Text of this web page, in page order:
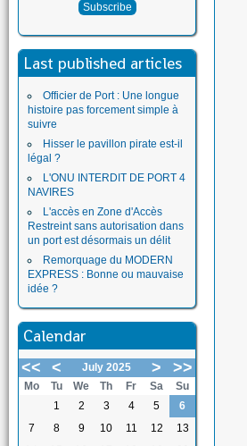
Last published articles
Officier de Port : Une longue
histoire pas forcement simple à
suivre
Hisser le pavillon pirate est-il
légal ?
L'ONU INTERDIT DE PORT 4
NAVIRES
L'accès en Zone d'Accès
Restreint sans autorisation dans
un port est désormais un délit
Remorquage du MODERN
EXPRESS : Bonne ou mauvaise
idée ?
Calendar
<< < July 2025 > >>
Mo Tu We Th Fr Sa
Su
1
2 3 4 5
6
7
8 9 10 11 12
13